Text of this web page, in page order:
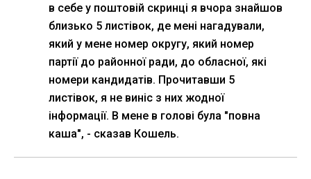
в себе у поштовій скринці я вчора знайшов
близько 5 листівок, де мені нагадували,
який у мене номер округу, який номер
партії до районної ради, до обласної, які
номери кандидатів. Прочитавши 5
листівок, я не виніс з них жодної
інформації. В мене в голові була "повна
каша", - сказав Кошель.